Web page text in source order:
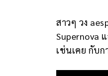
สาวๆ วง
Supernova
เช่นเคย กับ